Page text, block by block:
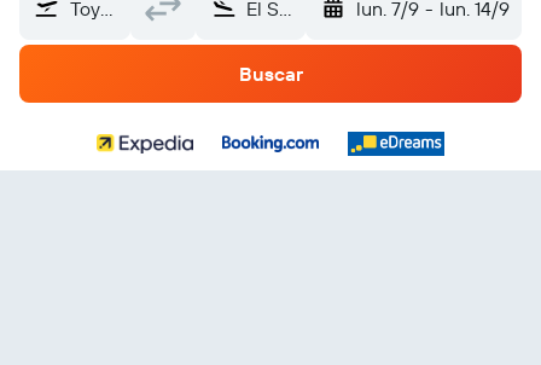
Toyama (TOY) El Salvador lun. 7/9 - lun. 14/9
Buscar